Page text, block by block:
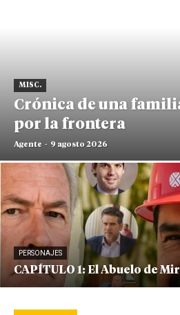
MISC.
Crónica de una
por la frontera
Agente - 9 agosto 2026
PERSONAJES
CAPÍTULO 1: El Abuelo de